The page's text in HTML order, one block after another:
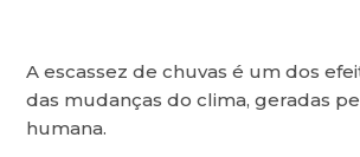
A escassez de chuvas é um dos
das mudanças do clima, geradas
humana.